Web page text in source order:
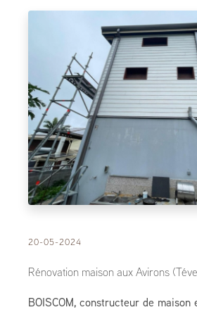
20-05-2024
Rénovation maison aux Avirons
BOISCOM, constructeur de maison